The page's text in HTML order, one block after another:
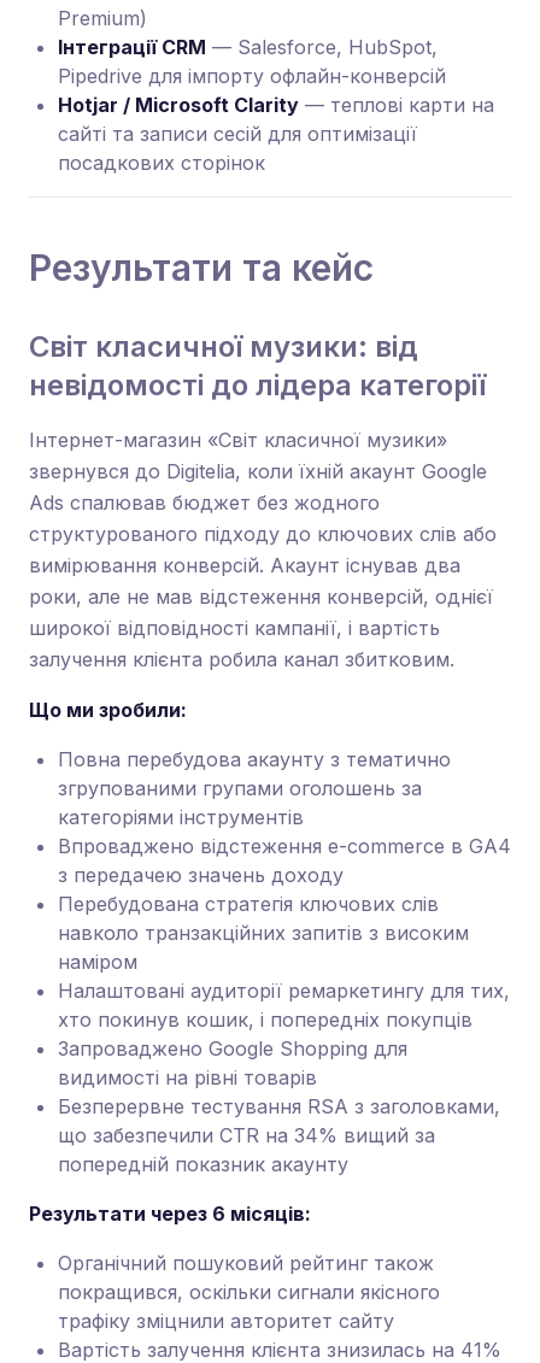
Premium)
Інтеграції CRM — Salesforce, HubSpot,
Pipedrive для імпорту офлайн-конверсій
Hotjar / Microsoft Clarity — теплові карти на
сайті та записи сесій для оптимізації
посадкових сторінок
Результати та кейс
Світ класичної музики: від
невідомості до лідера категорії
Інтернет-магазин «Світ класичної музики»
звернувся до Digitelia, коли їхній акаунт Google
Ads спалював бюджет без жодного
структурованого підходу до ключових слів або
вимірювання конверсій. Акаунт існував два
роки, але не мав відстеження конверсій, однієї
широкої відповідності кампанії, і вартість
залучення клієнта робила канал збитковим.
Що ми зробили:
Повна перебудова акаунту з тематично
згрупованими групами оголошень за
категоріями інструментів
Впроваджено відстеження e-commerce в GA4
з передачею значень доходу
Перебудована стратегія ключових слів
навколо транзакційних запитів з високим
наміром
Налаштовані аудиторії ремаркетингу для тих,
хто покинув кошик, і попередніх покупців
Запроваджено Google Shopping для
видимості на рівні товарів
Безперервне тестування RSA з заголовками,
що забезпечили CTR на 34% вищий за
попередній показник акаунту
Результати через 6 місяців:
Органічний пошуковий рейтинг також
покращився, оскільки сигнали якісного
трафіку зміцнили авторитет сайту
Вартість залучення клієнта знизилась на 41%